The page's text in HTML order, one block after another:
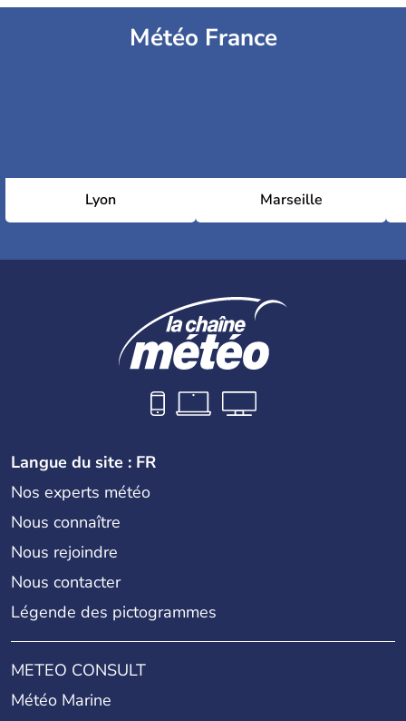
Météo France
Lyon Marseille
Langue du site : FR
Nos experts météo
Nous connaître
Nous rejoindre
Nous contacter
Légende des pictogrammes
METEO CONSULT
Météo Marine